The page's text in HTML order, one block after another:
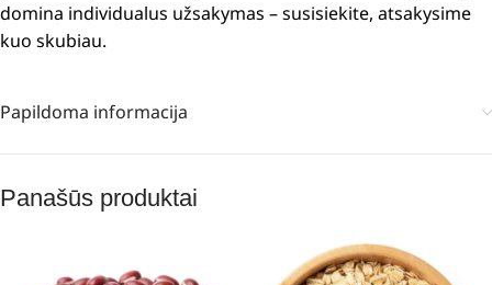
domina individualus užsakymas – susisiekite, atsakysime
kuo skubiau.
Papildoma informacija
Panašūs produktai